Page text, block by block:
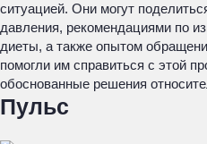
ситуацией. Они могут
давления, рекомендациями по
диеты, а также опытом
помогли им справиться с этой
обоснованные решения
Пульс